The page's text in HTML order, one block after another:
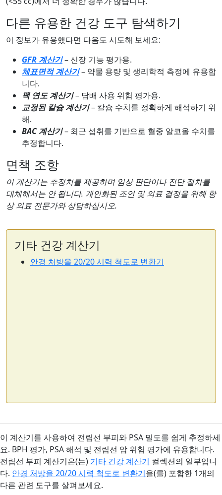
다른 유용한 건강 도구 탐색하기
이 정보가 유용했다면 다음도 시도해 보세요:
GFR 계산기– 신장 기능 평가용.
체표면적 계산기– 약물 용량 및 생리학적 측정에 유용합
니다.
팩 연도 계산기– 담배 사용 위험 평가용.
교정된 칼슘 계산기– 칼슘 수치를 정확하게 해석하기 위
해.
BAC 계산기– 최근 섭취를 기반으로 혈중 알코올 수치를
추정합니다.
면책 조항
이 계산기는 추정치를 제공하며 임상 판단이나 진단 절차를
대체해서는 안 됩니다. 개인화된 조언 및 의료 결정을 위해 항
상 의료 전문가와 상담하십시오.
기타 건강 계산기
안경 처방을 20/20 시력 척도로 변환기
이 계산기를 사용하여 전립선 부피와 PSA 밀도를 쉽게 추정하세
요. BPH 평가, PSA 해석 및 전립선 암 위험 평가에 유용합니다.
전립선 부피 계산기은(는) 기타 건강 계산기 컬렉션의 일부입니
다. 안경 처방을 20/20 시력 척도로 변환기을(를) 포함한 1개의
다른 관련 도구를 살펴보세요.